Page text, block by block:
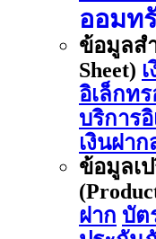
ออมท
ข้อมูลส
Sheet)
อิเล็กท
บริการ
เงินฝา
ข้อมูลเ
ฝาก บัต